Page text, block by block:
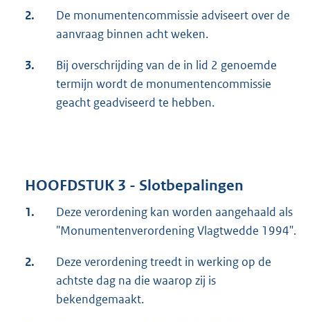
2.
De monumentencommissie adviseert over de
aanvraag binnen acht weken.
3.
Bij overschrijding van de in lid 2 genoemde
termijn wordt de monumentencommissie
geacht geadviseerd te hebben.
HOOFDSTUK 3 - Slotbepalingen
1.
Deze verordening kan worden aangehaald als
"Monumentenverordening Vlagtwedde 1994".
2.
Deze verordening treedt in werking op de
achtste dag na die waarop zij is
bekendgemaakt.